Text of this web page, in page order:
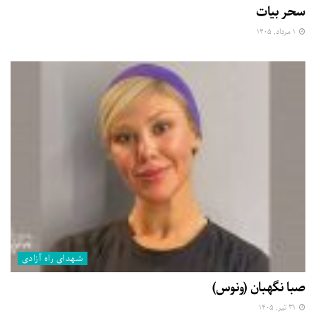
سحر بیات
شهدای راه آزادی
صبا نگهبان (ونوس)